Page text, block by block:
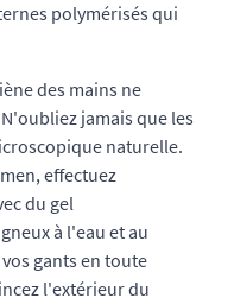
polymérisés qui
des mains ne
jamais que les
naturelle.
effectuez
du gel
à l'eau et au
gants en toute
l'extérieur du